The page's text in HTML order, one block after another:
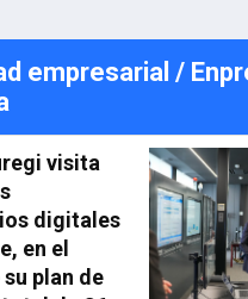
empresarial /
visita
digitales
en el
plan de